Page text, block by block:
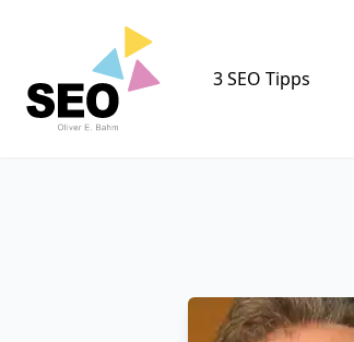
3 SEO Tipps